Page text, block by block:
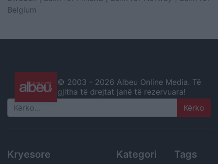
Belgium
© 2003 - 2026 Albeu Online Media. Të
gjitha të drejtat janë të rezervuara!
Search
Kryesore Kategori Tags